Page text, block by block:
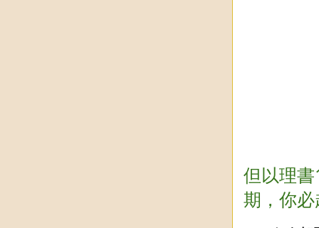
但以理
期，你